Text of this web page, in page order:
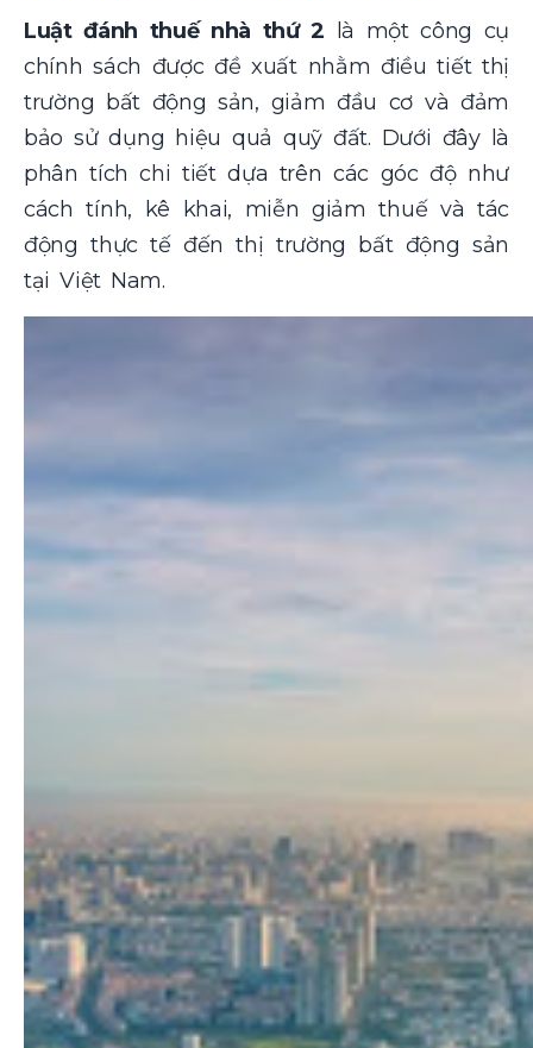
Luật đánh thuế nhà thứ 2
là một công cụ
chính sách được đề xuất nhằm điều tiết thị
trường bất động sản, giảm đầu cơ và đảm
bảo sử dụng hiệu quả quỹ đất. Dưới đây là
phân tích chi tiết dựa trên các góc độ như
cách tính, kê khai, miễn giảm thuế và tác
động thực tế đến thị trường bất động sản
tại Việt Nam.